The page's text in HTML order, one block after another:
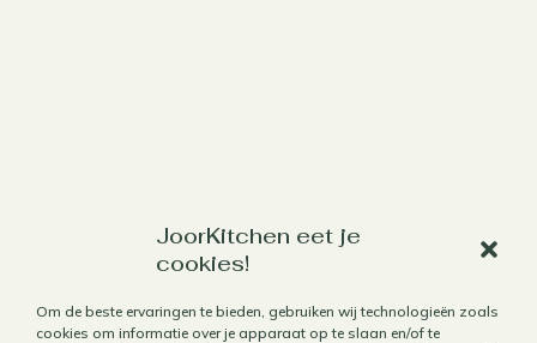
JoorKitchen eet je
cookies!
Om de beste ervaringen te bieden, gebruiken wij technologieën zoals
cookies om informatie over je apparaat op te slaan en/of te
Werk met mij samen
Horecafotografie